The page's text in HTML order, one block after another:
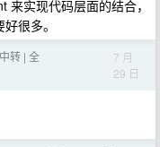
实现代码层面的结合，
很多。
转 | 全
7 月
29 日